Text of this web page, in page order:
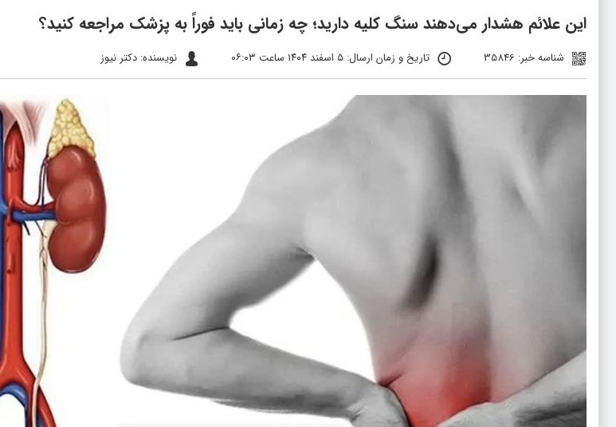
این علائم هشدار می‌دهند سنگ کلیه دارید؛ چه زمانی باید فوراً به پزشک مراجعه کنید؟
شناسه خبر: 35846 تاریخ و زمان ارسال: ۵ اسفند ۱۴۰۴ ساعت ۰۶:۰۳ نویسنده: دکتر نیوز